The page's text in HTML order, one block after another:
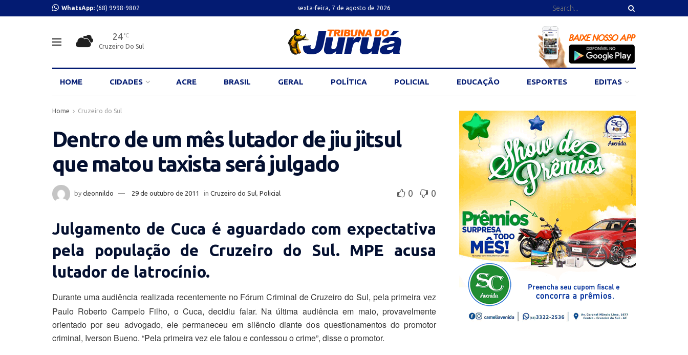
WhatsApp: (68) 9998-9802 sexta-feira, 7 de agosto de 2026
24 °C
Cruzeiro Do Sul
HOME CIDADES ACRE BRASIL GERAL POLÍTICA POLICIAL EDUCAÇÃO ESPORTES EDITAS
Home Cruzeiro do Sul
Dentro de um mês lutador de jiu jitsul
que matou taxista será julgado
by cleonnildo 29 de outubro de 2011 in Cruzeiro do Sul Policial 0 0
Julgamento de Cuca é aguardado com expectativa
pela população de Cruzeiro do Sul. MPE acusa
lutador de latrocínio.
Durante uma audiência realizada recentemente no Fórum Criminal de Cruzeiro do Sul, pela primeira vez
Paulo Roberto Campelo Filho, o Cuca, decidiu falar. Na última audiência em maio, provavelmente
orientado por seu advogado, ele permaneceu em silêncio diante dos questionamentos do promotor
criminal, Iverson Bueno. “Pela primeira vez ele falou e confessou o crime”, disse o promotor.